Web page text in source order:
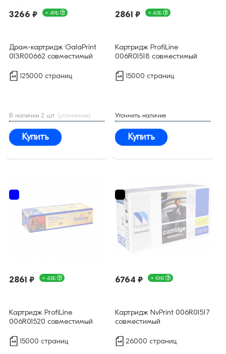
3266 ₽ + 49Б
Драм-картридж GalaPrint
013R00662 совместимый
125000 страниц
В наличии 2 шт. (уточнение)
Купить
2861 ₽ + 43Б
Картридж ProfiLine
006R01518 совместимый
15000 страниц
Уточнить наличие
Купить
2861 ₽ + 43Б
Картридж ProfiLine
006R01520 совместимый
15000 страниц
6764 ₽ + 101Б
Картридж NvPrint 006R01517
совместимый
26000 страниц